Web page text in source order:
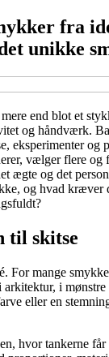
fra
unikke
end blot et
og håndværk.
eksperimenter og
vælger flere og
ægte og det
og hvad kræver
til skitse
For mange
i
eller en
hvor tankerne